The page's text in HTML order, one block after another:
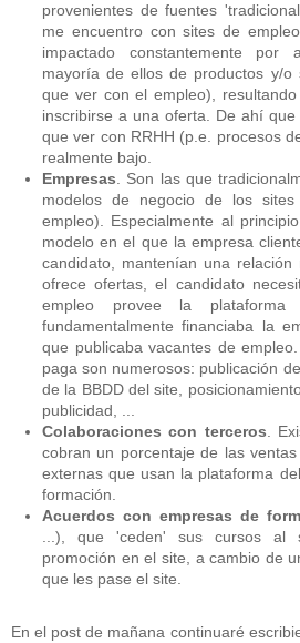
provenientes de fuentes
me encuentro con sites de
impactado constantemente por
mayoría de ellos de productos y/o
que ver con el empleo),
inscribirse a una oferta. De ahí
que ver con RRHH (p.e. procesos
realmente bajo.
Empresas. Son las que
modelos de negocio de los
empleo). Especialmente al
modelo en el que la empresa
candidato, mantenían una
ofrece ofertas, el candidato
empleo provee la plataforma
fundamentalmente financiaba la
que publicaba vacantes de
paga son numerosos: publicación
de la BBDD del site,
publicidad, ...
Colaboraciones con terceros.
cobran un porcentaje de las
externas que usan la plataforma
formación.
Acuerdos con empresas de
...), que 'ceden' sus cursos al
promoción en el site, a cambio de
que les pase el site.
En el post de mañana continuaré